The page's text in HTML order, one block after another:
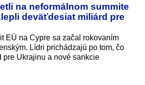
na neformálnom summite
deväťdesiat miliárd pre
EÚ na Cypre sa začal rokovaním
Lídri prichádzajú po tom, čo
pre Ukrajinu a nové sankcie